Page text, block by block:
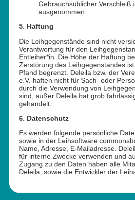
Gebrauchsüblicher Verschleiß
ausgenommen.
5. Haftung
Die Leihgegenstände sind nicht
Verantwortung für den
Entleiher*in. Die Höhe der Haftung
Zerstörung des Leihgegenstandes
Pfand begrenzt. Deleila bzw. der
e.V. haften nicht für Sach- oder
durch die Verwendung von
sind, außer Deleila hat grob
gehandelt.
6. Datenschutz
Es werden folgende persönliche
sowie in der Leihsoftware
Name, Adresse, E-Mailadresse.
für interne Zwecke verwenden und
Zugang zu den Daten haben alle
Deleila, sowie die Entwickler der